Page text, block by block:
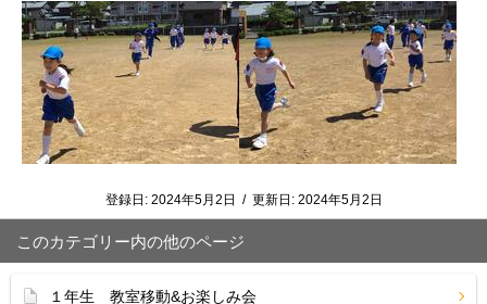
登録日: 2024年5月2日 / 更新日: 2024年5月2日
このカテゴリー内の他のページ
１年生 教室移動&お楽しみ会